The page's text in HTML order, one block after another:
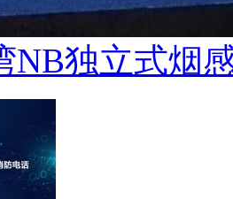
NB独立式烟